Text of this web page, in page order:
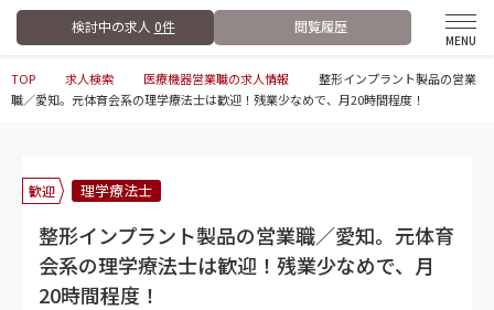
検討中の求人 0件 閲覧履歴
TOP 求人検索 医療機器営業職の求人情報
整形インプラント製品の営業
職／愛知。元体育会系の理学療法士は歓迎！残業少なめで、月20時間程度！
歓迎 理学療法士
整形インプラント製品の営業職／愛知。元体育
会系の理学療法士は歓迎！残業少なめで、月
20時間程度！